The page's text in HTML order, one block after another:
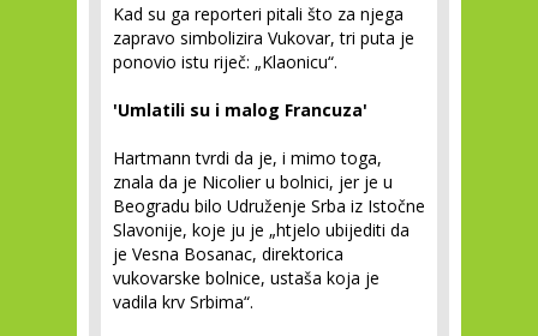
Kad su ga reporteri pitali što za njega
zapravo simbolizira Vukovar, tri puta je
ponovio istu riječ: „Klaonicu“.
'Umlatili su i malog Francuza'
Hartmann tvrdi da je, i mimo toga,
znala da je Nicolier u bolnici, jer je u
Beogradu bilo Udruženje Srba iz Istočne
Slavonije, koje ju je „htjelo ubijediti da
je Vesna Bosanac, direktorica
vukovarske bolnice, ustaša koja je
vadila krv Srbima“.